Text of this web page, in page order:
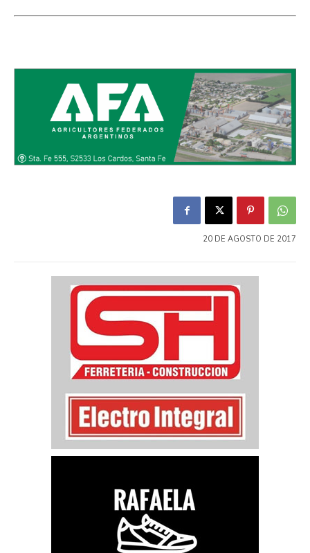
20 DE AGOSTO DE 2017